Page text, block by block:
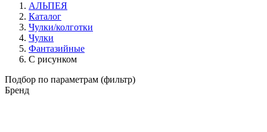
АЛЬПЕЯ
Каталог
Чулки/колготки
Чулки
Фантазийные
С рисунком
Подбор по параметрам (фильтр)
Бренд